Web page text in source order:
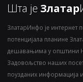
Шта је Златар
ЗлатарИнфо је интернет
потенцијала планине
дешавањима у општини
Задовољство наших
поузданих информација